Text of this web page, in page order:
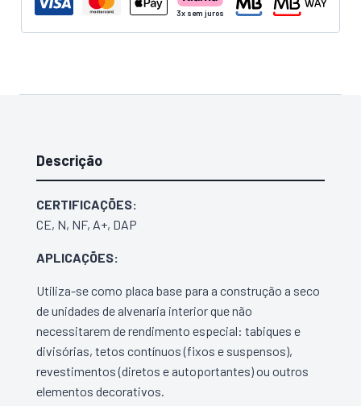
Descrição
CERTIFICAÇÕES:
CE, N, NF, A+, DAP
APLICAÇÕES:
Utiliza-se como placa base para a construção a seco
de unidades de alvenaria interior que não
necessitarem de rendimento especial: tabiques e
divisórias, tetos contínuos (fixos e suspensos),
revestimentos (diretos e autoportantes) ou outros
elementos decorativos.